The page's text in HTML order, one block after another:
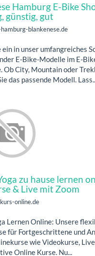
Hamburg E-Bike
günstig, gut
blankenese.de
ein in unser umfangreiches
E-Bike-Modelle im E-
Ob City, Mountain oder
das passende Modell. Lass...
zu hause lernen
& Live mit Zoom
online.de
Lernen Online: Unsere
für Fortgeschrittene und
wie Videokurse,
Online Kurse. Nu...